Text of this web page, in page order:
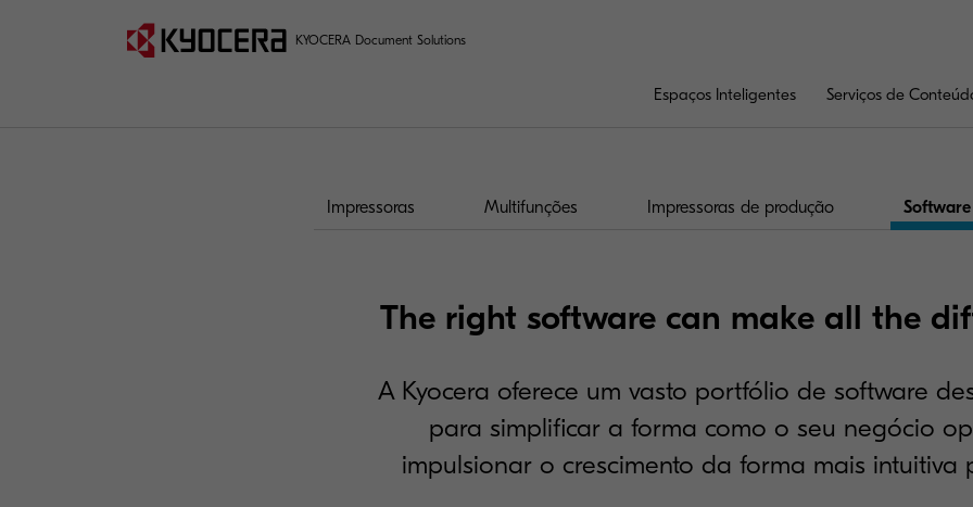
KYOCERA Document Solutions
Espaços Inteligentes Serviços de
Impressoras Multifunções Impressoras de produção Software
The right software can make all the
A Kyocera oferece um vasto portfólio de software
para simplificar a forma como o seu negócio
impulsionar o crescimento da forma mais intuitiva